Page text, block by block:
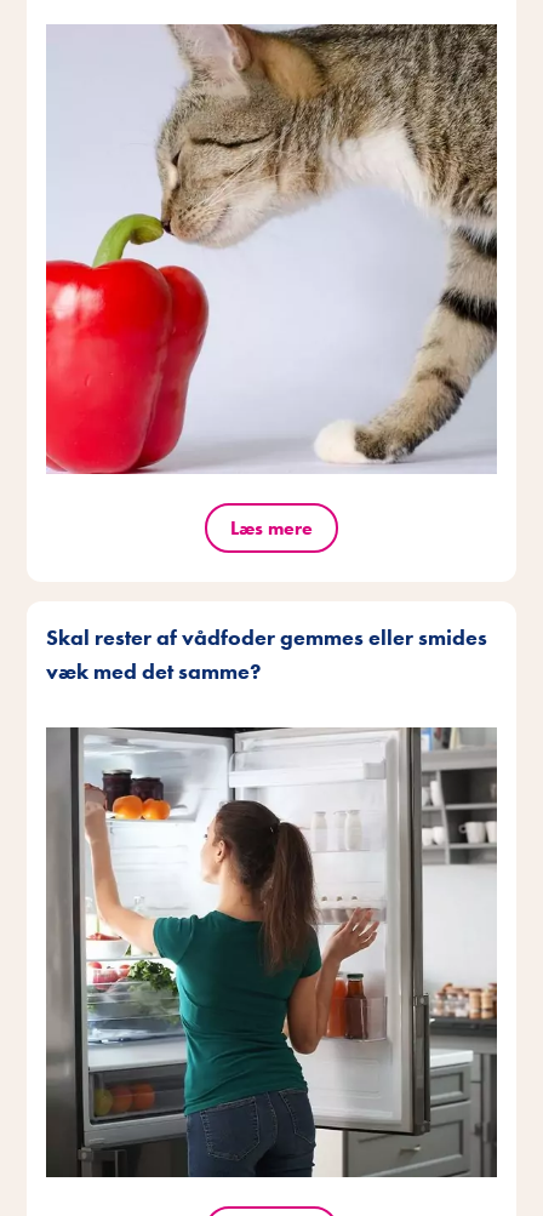
Læs mere
Skal rester af vådfoder gemmes eller smides
væk med det samme?